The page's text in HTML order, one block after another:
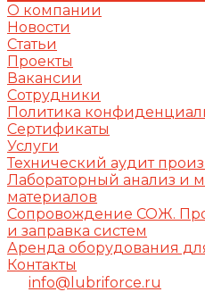
О компании
Новости
Статьи
Проекты
Вакансии
Сотрудники
Политика
Сертификаты
Услуги
Технический аудит
Лабораторный анализ и
материалов
Сопровождение СОЖ.
и заправка систем
Аренда оборудования
Контакты
info@lubriforce.ru